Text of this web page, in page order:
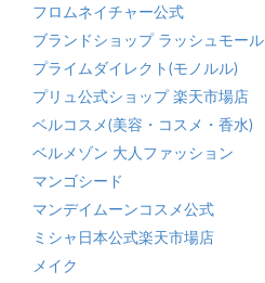
フロムネイチャー公式
ブランドショップ ラッシュモール
プライムダイレクト(モノルル)
プリュ公式ショップ 楽天市場店
ベルコスメ(美容・コスメ・香水)
ベルメゾン 大人ファッション
マンゴシード
マンデイムーンコスメ公式
ミシャ日本公式楽天市場店
メイク